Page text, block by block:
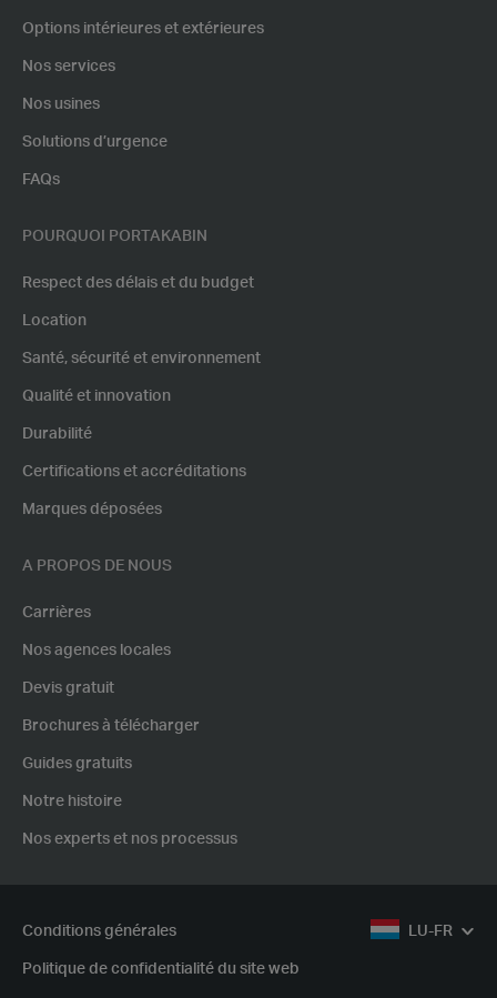
Options intérieures et extérieures
Nos services
Nos usines
Solutions d’urgence
FAQs
POURQUOI PORTAKABIN
Respect des délais et du budget
Location
Santé, sécurité et environnement
Qualité et innovation
Durabilité
Certifications et accréditations
Marques déposées
A PROPOS DE NOUS
Carrières
Nos agences locales
Devis gratuit
Brochures à télécharger
Guides gratuits
Notre histoire
Nos experts et nos processus
LU-FR
Conditions générales
Politique de confidentialité du site web